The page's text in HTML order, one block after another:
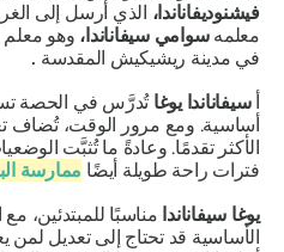
فيشنوديفاناندا،
معلمهسوامي سيفاناندا،وهو معلم
في مدينة ريشيكيش المقدسة.
سيفاناندا يوغا
أساسية. ومع مرور الوقت، تُضاف
الأكثر تقدمًا. وعادةً ما تُثبَّت
فترات راحة طويلة أيضًاممارسة
يوغا سيفاناندامناسبًا للمبتدئين،
الأساسية قد تحتاج إلى تعديل